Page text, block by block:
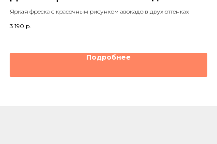
Яркая фреска с красочным рисунком авокадо в двух оттенках
3 190 р.
Подробнее